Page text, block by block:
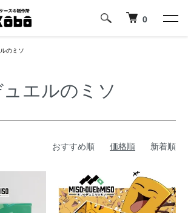
0
のミソ
エルのミソ
おすすめ順 価格順 新着順